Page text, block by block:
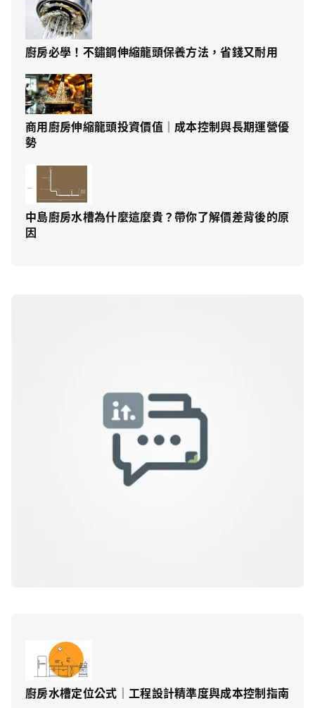
廚房必學！不鏽鋼伸縮龍頭保養方法，省錢又耐用
商用廚房伸縮龍頭投資價值｜成本控制與長期運營優
勢
中島廚房水槽為什麼這麼貴？帶你了解價差背後的原
因
廚房水槽定位公式｜工程設計精準度與成本控制指南